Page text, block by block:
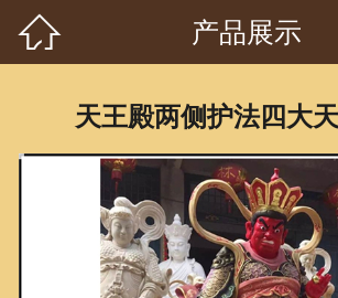
产
客
 产品展示
天王殿两侧护法四大